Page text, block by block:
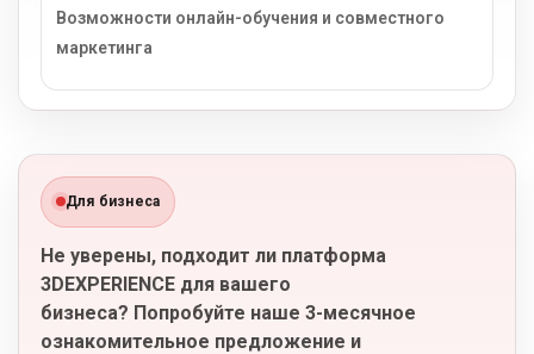
Возможности онлайн-обучения и совместного
маркетинга
Для бизнеса
Не уверены, подходит ли платформа
3DEXPERIENCE для вашего
бизнеса? Попробуйте наше 3-месячное
ознакомительное предложение и